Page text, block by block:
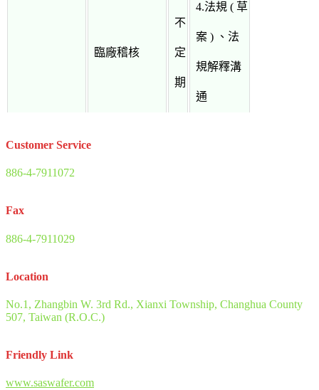
4.法規 ( 草
案 ) 、法
規解釋溝
通
臨廠稽核
不
定
期
Customer Service
886-4-7911072
Fax
886-4-7911029
Location
No.1, Zhangbin W. 3rd Rd., Xianxi Township, Changhua County
507, Taiwan (R.O.C.)
Friendly Link
www.saswafer.com